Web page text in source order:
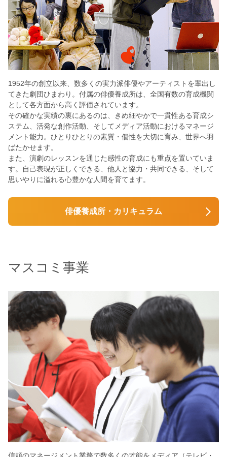
1952年の創立以来、数多くの実力派俳優やアーティストを輩出し
てきた劇団ひまわり。付属の俳優養成所は、全国有数の育成機関
として各方面から高く評価されています。
その確かな実績の裏にあるのは、きめ細やかで一貫性ある育成シ
ステム、活発な創作活動、そしてメディア活動におけるマネージ
メント能力。ひとりひとりの素質・個性を大切に育み、世界へ羽
ばたかせます。
また、演劇のレッスンを通じた感性の育成にも重点を置いていま
す。自己表現が正しくできる、他人と協力・共同できる、そして
思いやりに溢れる心豊かな人間を育てます。
俳優養成所・カリキュラム
マスコミ事業
信頼のマネージメント業務で数多くの才能をメディア（テレビ・